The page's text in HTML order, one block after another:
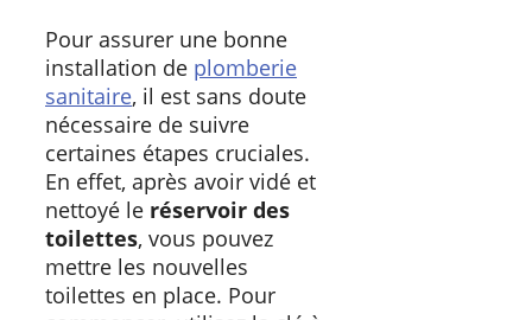
Pour assurer une bonne
installation de plomberie
sanitaire, il est sans doute
nécessaire de suivre
certaines étapes cruciales.
En effet, après avoir vidé et
nettoyé le réservoir des
toilettes, vous pouvez
mettre les nouvelles
toilettes en place. Pour